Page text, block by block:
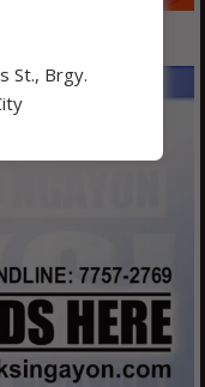
St., Brgy.